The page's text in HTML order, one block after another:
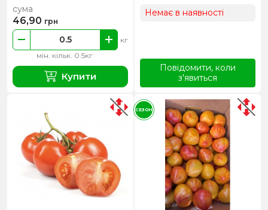
мін. кільк. 0.5кг
кг
сума
46,90 грн
Купити
Немає в наявності
Повідомити, коли
з'явиться
СЕЗОН